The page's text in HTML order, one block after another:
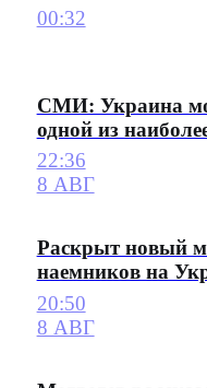
00:32
СМИ: Украина
одной из
22:36
8 АВГ
Раскрыт новый
наемников на
20:50
8 АВГ